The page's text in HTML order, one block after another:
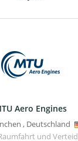
Aero Engines
, Deutschland
und